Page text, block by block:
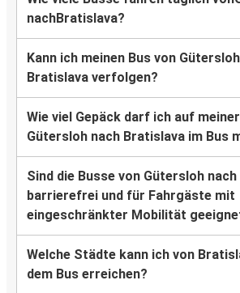
nachBratislava?
Kann ich meinen Bus von
Bratislava verfolgen?
Wie viel Gepäck darf ich auf
Gütersloh nach Bratislava im Bus
Sind die Busse von Gütersloh
barrierefrei und für Fahrgäste mit
eingeschränkter Mobilität
Welche Städte kann ich von
dem Bus erreichen?